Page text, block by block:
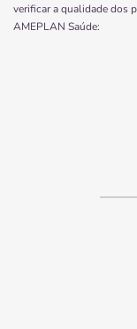
verificar a qualidade dos
AMEPLAN Saúde: